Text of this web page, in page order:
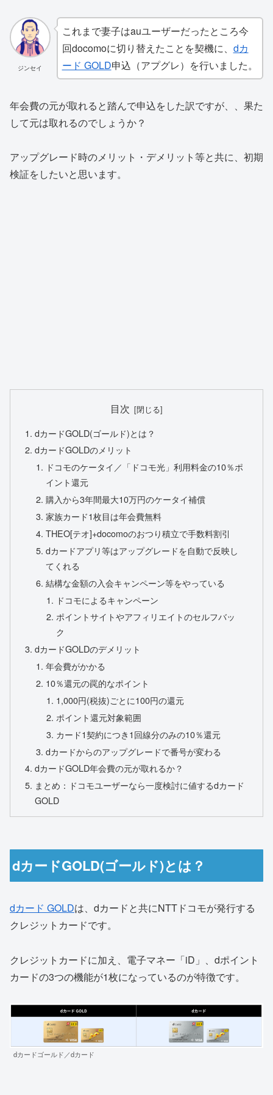
ジンセイ
これまで妻子はauユーザーだったところ今
回docomoに切り替えたことを契機に、 dカ
ード GOLD申込（アプグレ）を行いました。
年会費の元が取れると踏んで申込をした訳ですが、、果た
して元は取れるのでしょうか？
アップグレード時のメリット・デメリット等と共に、初期
検証をしたいと思います。
目次
dカードGOLD(ゴールド)とは？
dカードGOLDのメリット
ドコモのケータイ／「ドコモ光」利用料金の10％ポ
イント還元
購入から3年間最大10万円のケータイ補償
家族カード1枚目は年会費無料
THEO[テオ]+docomoのおつり積立で手数料割引
dカードアプリ等はアップグレードを自動で反映し
てくれる
結構な金額の入会キャンペーン等をやっている
ドコモによるキャンペーン
ポイントサイトやアフィリエイトのセルフバッ
ク
dカードGOLDのデメリット
年会費がかかる
10％還元の罠的なポイント
1,000円(税抜)ごとに100円の還元
ポイント還元対象範囲
カード1契約につき1回線分のみの10％還元
dカードからのアップグレードで番号が変わる
dカードGOLD年会費の元が取れるか？
まとめ：ドコモユーザーなら一度検討に値するdカード
GOLD
dカードGOLD(ゴールド)とは？
dカード GOLDは、dカードと共にNTTドコモが発行する
クレジットカードです。
クレジットカードに加え、電子マネー「iD」、dポイント
カードの3つの機能が1枚になっているのが特徴です。
dカードゴールド／dカード